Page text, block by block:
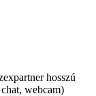
hosszú
webcam)